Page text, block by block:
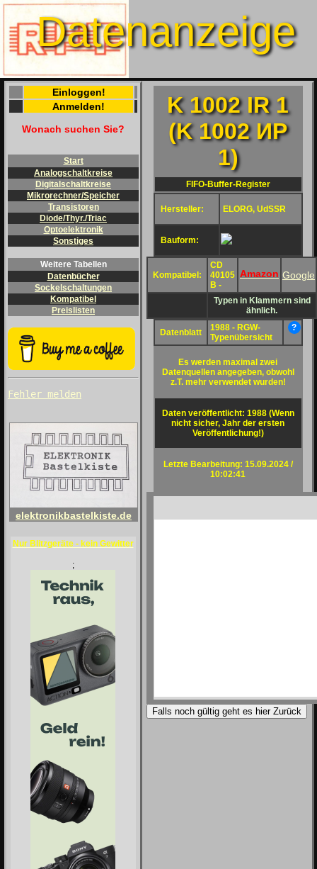
Datenanzeige
Einloggen!
Anmelden!
Wonach suchen Sie?
Start
Analogschaltkreise
Digitalschaltkreise
Mikrorechner/Speicher
Transistoren
Diode/Thyr./Triac
Optoelektronik
Sonstiges
Weitere Tabellen
Datenbücher
Sockelschaltungen
Kompatibel
Preislisten
Fehler melden
elektronikbastelkiste.de
Nur Blitzgeräte - kein Gewitter
;
K 1002 IR 1
(K 1002 ИP
1)
FIFO-Buffer-Register
Hersteller: ELORG, UdSSR
Bauform:
Kompatibel:
CD
40105
B -
Amazon Google
Typen in Klammern sind
ähnlich.
Datenblatt
1988 - RGW-
Typenübersicht
?
Es werden maximal zwei
Datenquellen angegeben, obwohl
z.T. mehr verwendet wurden!
Daten veröffentlicht: 1988 (Wenn
nicht sicher, Jahr der ersten
Veröffentlichung!)
Letzte Bearbeitung: 15.09.2024 /
10:02:41
Falls noch gültig geht es hier Zurück